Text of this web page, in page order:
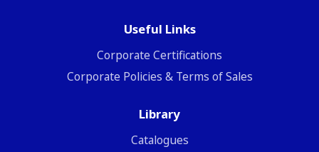
Useful Links
Corporate Certifications
Corporate Policies & Terms of Sales
Library
Catalogues